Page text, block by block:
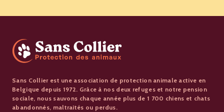
Sans Collier est une association de protection animale active en
Belgique depuis 1972. Grâce à nos deux refuges et notre pension
sociale, nous sauvons chaque année plus de 1 700 chiens et chats
abandonnés, maltraités ou perdus.